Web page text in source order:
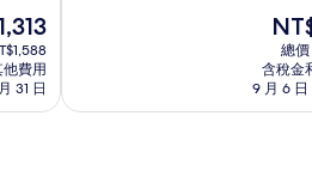
費用
31 日
住
棒
現
在
價
格
為
總
含稅金
9 月 6 日